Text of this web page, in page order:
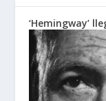
‘Hemingway’